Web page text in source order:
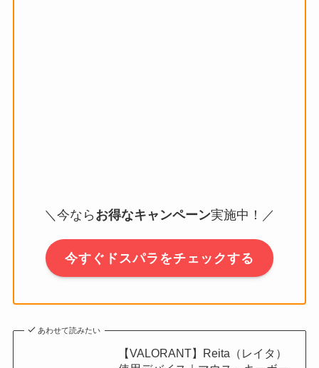
＼今なら お得なキャンペーン実施中！／
今すぐドスパラをチェックする
あわせて読みたい
【VALORANT】Reita（レイタ）